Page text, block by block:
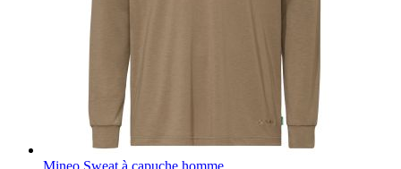
Mineo Sweat à capuche homme